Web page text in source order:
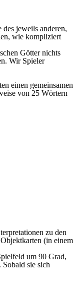
jeweils anderen,
wie kompliziert
Götter nichts
Wir Spieler
einen gemeinsamen
von 25 Wörtern
zu den
(in einem
um 90 Grad,
sie sich